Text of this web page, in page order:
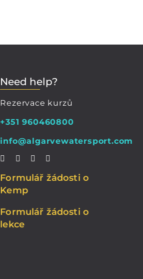
Need help?
Rezervace kurzů
+351 960460800
info@algarvewatersport.com
Formulář žádosti o
Kemp
Formulář žádosti o
lekce